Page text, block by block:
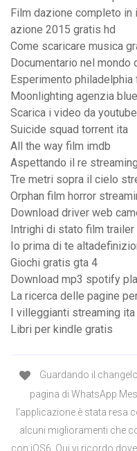
Film dazione completo
azione 2015 gratis hd
Come scaricare musica
Documentario nel
Esperimento philadelphia
Moonlighting agenzia
Scarica i video da youtube
Suicide squad torrent ita
All the way film imdb
Aspettando il re
Tre metri sopra il cielo
Orphan film horror
Download driver web
Intrighi di stato film trailer
Io prima di te
Giochi gratis gta 4
Download mp3 spotify
La ricerca delle pagine
I villeggianti streaming
Libri per kindle gratis
Guardando il
pagina di WhatsApp
l’applicazione è stata resa
alcuni miglioramenti che
con iOS6. Qui vi ricordo